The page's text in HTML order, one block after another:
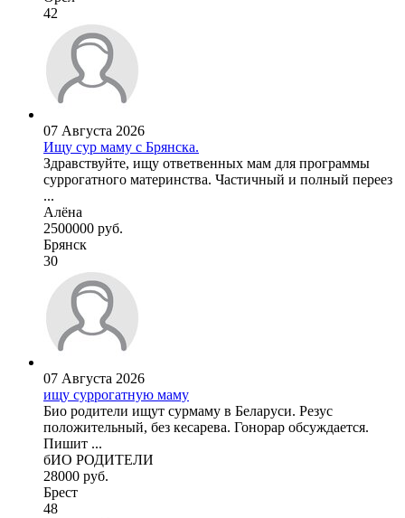
42
07 Августа 2026
Ищу сур маму с Брянска.
Здравствуйте, ищу ответвенных мам для программы
суррогатного материнства. Частичный и полный переез
...
Алёна
2500000 руб.
Брянск
30
07 Августа 2026
ищу суррогатную маму
Био родители ищут сурмаму в Беларуси. Резус
положительный, без кесарева. Гонорар обсуждается.
Пишит ...
бИО РОДИТЕЛИ
28000 руб.
Брест
48